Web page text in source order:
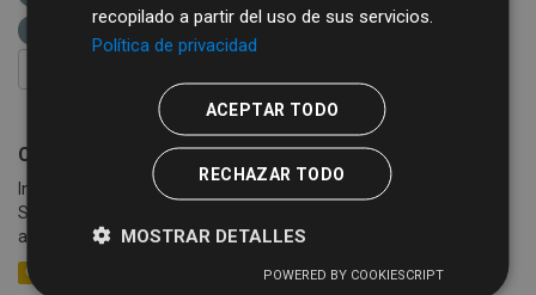
Cotizaciones semanales de la Lonja de Salamanca
Información sobre las cotizaciones semanales de la Lonja de
Salamanca (celebradas cada lunes) desde el año 2005 hasta la
actualidad. Se detalla información sobre la mesa,...
CSV
recopilado a partir del uso de sus servicios.
Política de privacidad
ACEPTAR TODO
RECHAZAR TODO
MOSTRAR DETALLES
POWERED BY COOKIESCRIPT